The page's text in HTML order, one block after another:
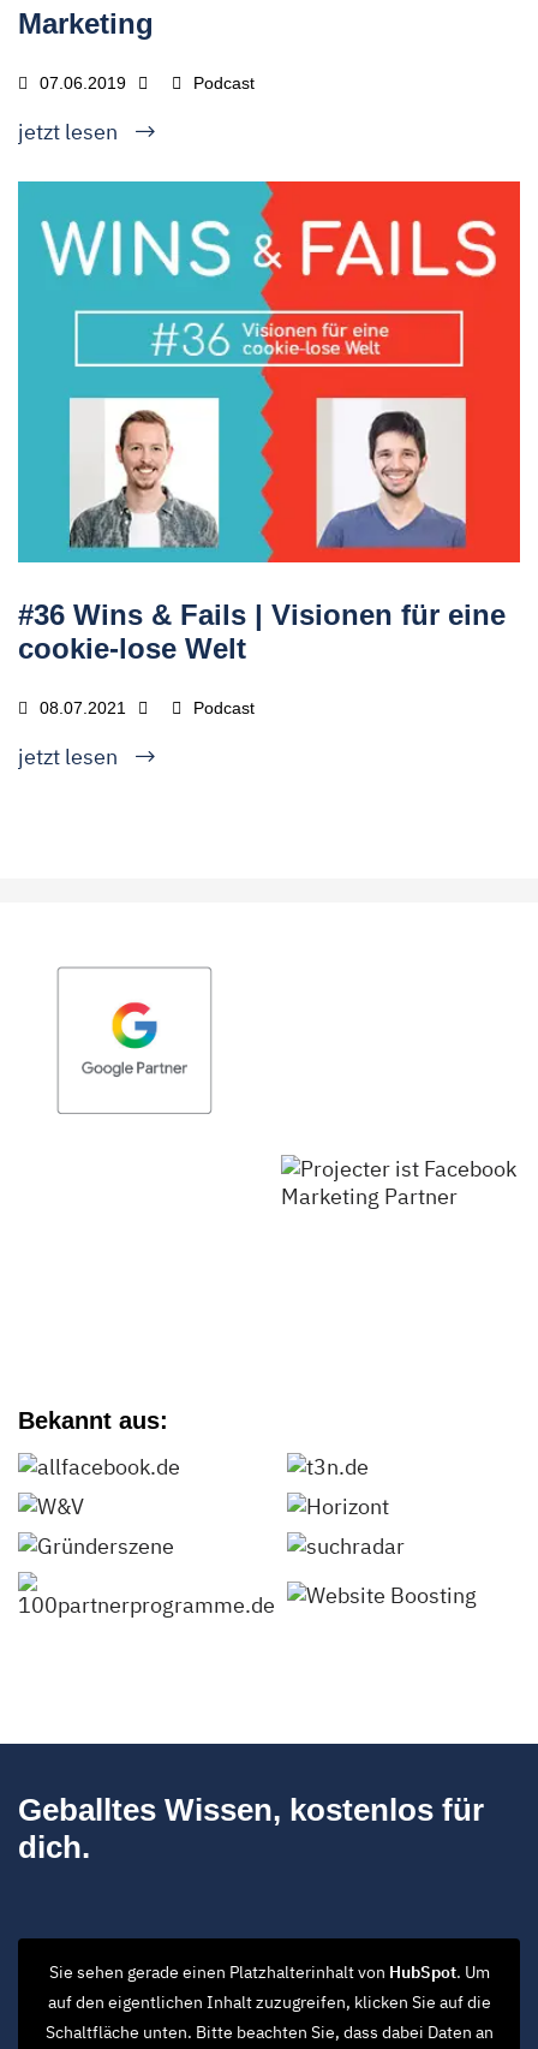
Marketing
07.06.2019 Podcast
jetzt lesen
#36 Wins & Fails | Visionen für eine
cookie-lose Welt
08.07.2021 Podcast
jetzt lesen
Bekannt aus:
Geballtes Wissen, kostenlos für
dich.
Sie sehen gerade einen Platzhalterinhalt von HubSpot. Um
auf den eigentlichen Inhalt zuzugreifen, klicken Sie auf die
Schaltfläche unten. Bitte beachten Sie, dass dabei Daten an